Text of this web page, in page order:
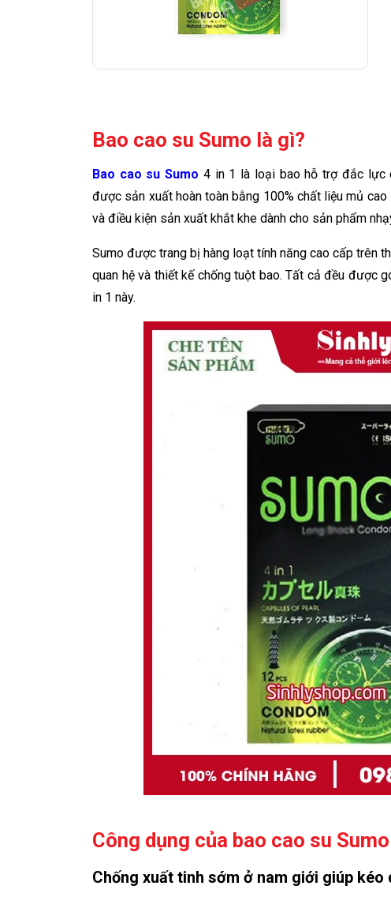
Bao cao su Sumo là gì?
Bao cao su Sumo 4 in 1 là loại bao hỗ trợ đắc lực
được sản xuất hoàn toàn bằng 100% chất liệu mủ
và điều kiện sản xuất khắt khe dành cho sản phẩm
Sumo được trang bị hàng loạt tính năng cao cấp trên
quan hệ và thiết kế chống tuột bao. Tất cả đều được
in 1 này.
Công dụng của bao cao su Sumo
Chống xuất tinh sớm ở nam giới giúp kéo